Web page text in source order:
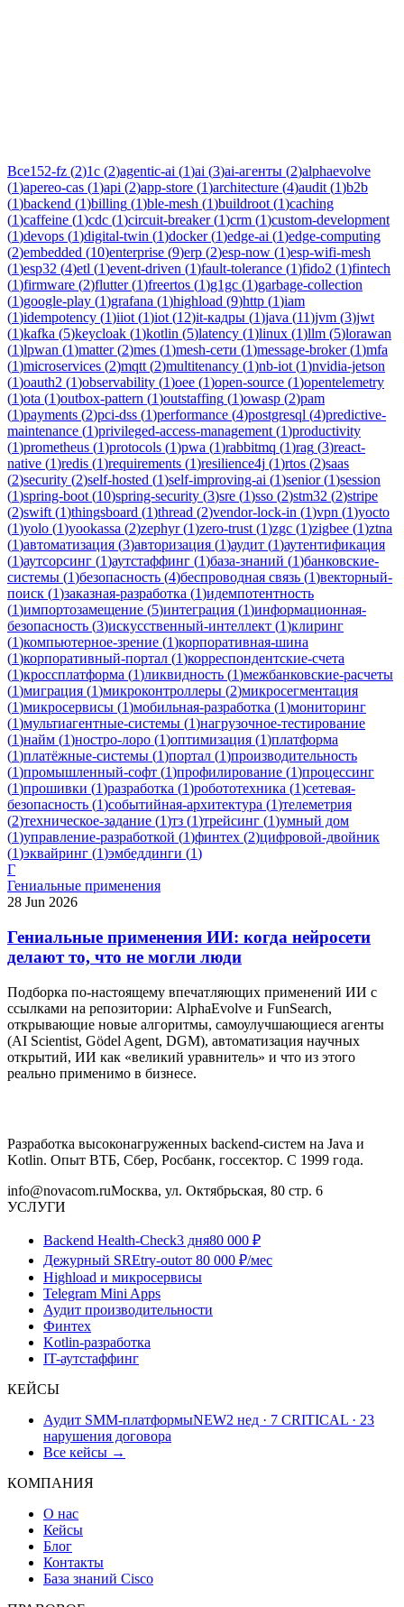
Все152-fz (2)1c (2)agentic-ai (1)ai (3)ai-агенты (2)alphaevolve
(1)apereo-cas (1)api (2)app-store (1)architecture (4)audit (1)b2b
(1)backend (1)billing (1)ble-mesh (1)buildroot (1)caching
(1)caffeine (1)cdc (1)circuit-breaker(1)crm (1)custom-development
(1)devops (1)digital-twin (1)docker(1)edge-ai (1)edge-computing
(2)embedded (10)enterprise (9)erp (2)esp-now (1)esp-wifi-mesh
(1)esp32 (4)etl (1)event-driven (1)fault-tolerance (1)fido2 (1)fintech
(1)firmware (2)flutter(1)freertos (1)g1gc (1)garbage-collection
(1)google-play (1)grafana (1)highload (9)http (1)iam
(1)idempotency (1)iiot (1)iot (12)it-кадры (1)java (11)jvm (3)jwt
(1)kafka (5)keycloak (1)kotlin (5)latency (1)linux (1)llm (5)lorawan
(1)lpwan (1)matter(2)mes (1)mesh-сети (1)message-broker(1)mfa
(1)microservices (2)mqtt (2)multitenancy (1)nb-iot (1)nvidia-jetson
(1)oauth2 (1)observability (1)oee (1)open-source (1)opentelemetry
(1)ota (1)outbox-pattern (1)outstaffing (1)owasp (2)pam
(1)payments (2)pci-dss (1)performance (4)postgresql (4)predictive-
maintenance (1)privileged-access-management (1)productivity
(1)prometheus (1)protocols (1)pwa (1)rabbitmq (1)rag (3)react-
native (1)redis (1)requirements (1)resilience4j (1)rtos (2)saas
(2)security (2)self-hosted (1)self-improving-ai (1)senior(1)session
(1)spring-boot (10)spring-security (3)sre (1)sso (2)stm32 (2)stripe
(2)swift (1)thingsboard (1)thread (2)vendor-lock-in (1)vpn (1)yocto
(1)yolo (1)yookassa (2)zephyr(1)zero-trust (1)zgc (1)zigbee (1)ztna
(1)автоматизация (3)авторизация (1)аудит (1)аутентификация
(1)аутсорсинг (1)аутстаффинг (1)база-знаний (1)банковские-
системы (1)безопасность (4)беспроводная связь (1)векторный-
поиск (1)заказная-разработка (1)идемпотентность
(1)импортозамещение (5)интеграция (1)информационная-
безопасность (3)искусственный-интеллект (1)клиринг
(1)компьютерное-зрение (1)корпоративная-шина
(1)корпоративный-портал (1)корреспондентские-счета
(1)кроссплатформа (1)ликвидность (1)межбанковские-расчеты
(1)миграция (1)микроконтроллеры (2)микросегментация
(1)микросервисы (1)мобильная-разработка (1)мониторинг
(1)мультиагентные-системы (1)нагрузочное-тестирование
(1)найм (1)ностро-лоро (1)оптимизация (1)платформа
(1)платёжные-системы (1)портал (1)производительность
(1)промышленный-софт (1)профилирование (1)процессинг
(1)прошивки (1)разработка (1)робототехника (1)сетевая-
безопасность (1)событийная-архитектура (1)телеметрия
(2)техническое-задание (1)тз (1)трейсинг (1)умный дом
(1)управление-разработкой (1)финтех (2)цифровой-двойник
(1)эквайринг (1)эмбеддинги (1)
Г
Гениальные применения
28 Jun 2026
Гениальные применения ИИ: когда нейросети
делают то, что не могли люди
Подборка по-настоящему впечатляющих применений ИИ с
ссылками на репозитории: AlphaEvolve и FunSearch,
открывающие новые алгоритмы, самоулучшающиеся агенты
(AI Scientist, Gödel Agent, DGM), автоматизация научных
открытий, ИИ как «великий уравнитель» и что из этого
реально применимо в бизнесе.
Разработка высоконагруженных backend-систем на Java и
Kotlin. Опыт ВТБ, Сбер, Росбанк, госсектор. С 1999 года.
info@novacom.ruМосква, ул. Октябрьская, 80 стр. 6
УСЛУГИ
Backend Health-Check3 дня80 000 ₽
Дежурный SREtry-outот 80 000 ₽/мес
Highload и микросервисы
Telegram Mini Apps
Аудит производительности
Финтех
Kotlin-разработка
IT-аутстаффинг
КЕЙСЫ
Аудит SMM-платформыNEW2 нед · 7 CRITICAL · 23
нарушения договора
Все кейсы →
КОМПАНИЯ
О нас
Кейсы
Блог
Контакты
База знаний Cisco